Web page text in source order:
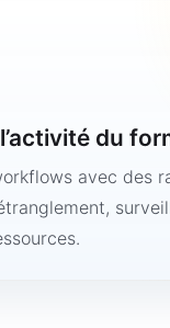
du
avec des